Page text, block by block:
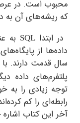
است. در عرصه
آن به دهه ۱۹۷۰ برمی‌گردد.
SQLبه عنوان
دارند. با این
داده دیگری
زیادی را به خود جلب
را کم کرده‌اند. با
کتاب اشاره خواهد